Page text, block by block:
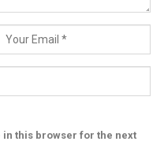
in this browser for the next